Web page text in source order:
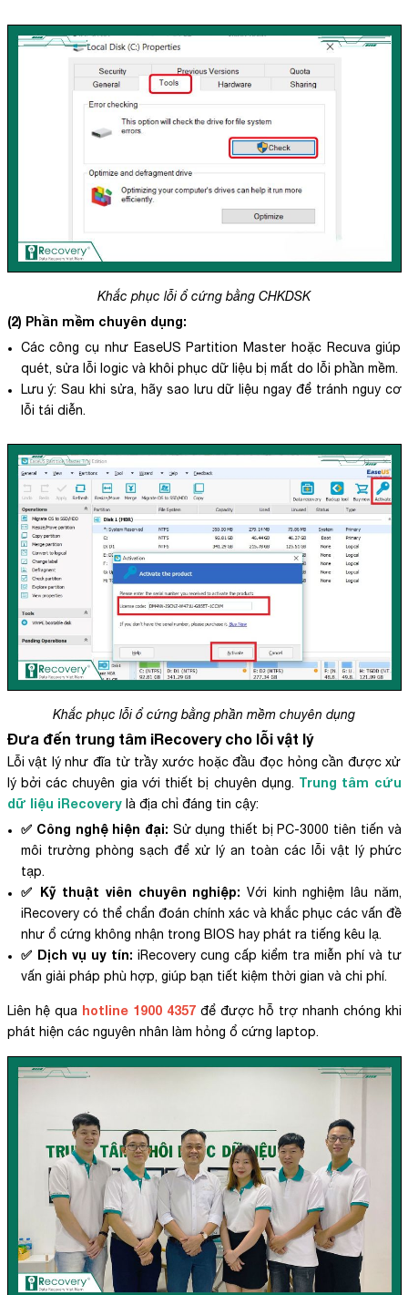
Khắc phục lỗi ổ cứng bằng CHKDSK
(2) Phần mềm chuyên dụng:
Các công cụ như EaseUS Partition Master hoặc Recuva giúp
quét, sửa lỗi logic và khôi phục dữ liệu bị mất do lỗi phần mềm.
Lưu ý: Sau khi sửa, hãy sao lưu dữ liệu ngay để tránh nguy cơ
lỗi tái diễn.
Khắc phục lỗi ổ cứng bằng phần mềm chuyên dụng
Đưa đến trung tâm iRecovery cho lỗi vật lý
Lỗi vật lý như đĩa từ trầy xước hoặc đầu đọc hỏng cần được xử
lý bởi các chuyên gia với thiết bị chuyên dụng. Trung tâm cứu
dữ liệu iRecoverylà địa chỉ đáng tin cậy:
✅ Công nghệ hiện đại: Sử dụng thiết bị PC-3000 tiên tiến và
môi trường phòng sạch để xử lý an toàn các lỗi vật lý phức
tạp.
✅ Kỹ thuật viên chuyên nghiệp: Với kinh nghiệm lâu năm,
iRecovery có thể chẩn đoán chính xác và khắc phục các vấn đề
như ổ cứng không nhận trong BIOS hay phát ra tiếng kêu lạ.
✅ Dịch vụ uy tín: iRecovery cung cấp kiểm tra miễn phí và tư
vấn giải pháp phù hợp, giúp bạn tiết kiệm thời gian và chi phí.
Liên hệ qua hotline 1900 4357để được hỗ trợ nhanh chóng khi
phát hiện các nguyên nhân làm hỏng ổ cứng laptop.